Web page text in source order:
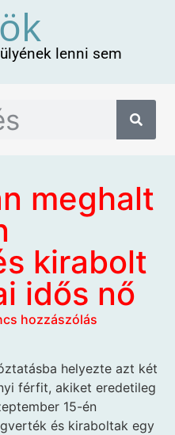
lenni sem
meghalt
kirabolt
idős nő
hozzászólás
helyezte azt két
férfit, akiket eredetileg
15-én
és kiraboltak egy